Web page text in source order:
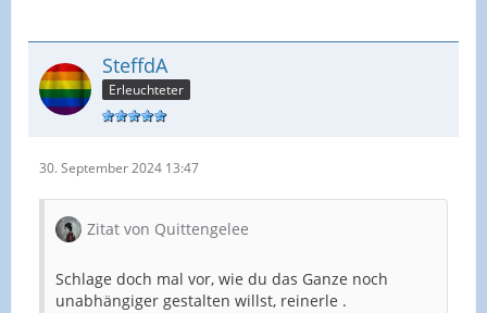
SteffdA
Erleuchteter
30. September 2024 13:47
Zitat von Quittengelee
Schlage doch mal vor, wie du das Ganze noch
unabhängiger gestalten willst, reinerle .